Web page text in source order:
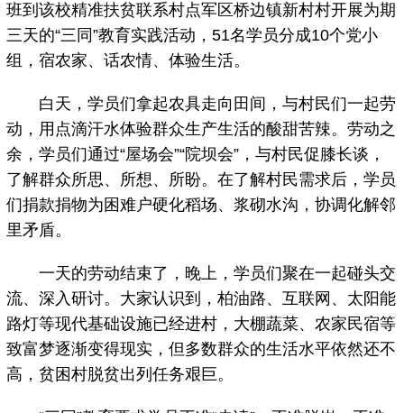
班到该校精准扶贫联系村点军区桥边镇新村村开展为期
三天的“三同”教育实践活动，51名学员分成10个党小
组，宿农家、话农情、体验生活。
白天，学员们拿起农具走向田间，与村民们一起劳
动，用点滴汗水体验群众生产生活的酸甜苦辣。劳动之
余，学员们通过“屋场会”“院坝会”，与村民促膝长谈，
了解群众所思、所想、所盼。在了解村民需求后，学员
们捐款捐物为困难户硬化稻场、浆砌水沟，协调化解邻
里矛盾。
一天的劳动结束了，晚上，学员们聚在一起碰头交
流、深入研讨。大家认识到，柏油路、互联网、太阳能
路灯等现代基础设施已经进村，大棚蔬菜、农家民宿等
致富梦逐渐变得现实，但多数群众的生活水平依然还不
高，贫困村脱贫出列任务艰巨。